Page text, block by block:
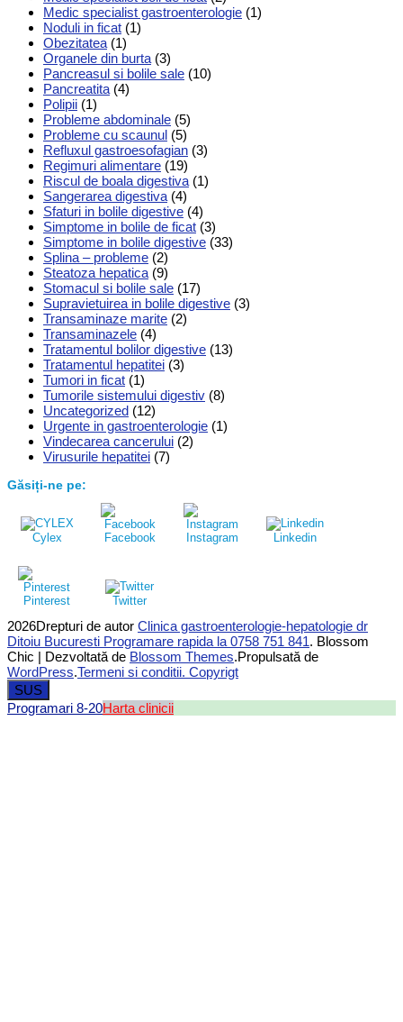
Medic specialist gastroenterologie (1)
Noduli in ficat (1)
Obezitatea (1)
Organele din burta (3)
Pancreasul si bolile sale (10)
Pancreatita (4)
Polipii (1)
Probleme abdominale (5)
Probleme cu scaunul (5)
Refluxul gastroesofagian (3)
Regimuri alimentare (19)
Riscul de boala digestiva (1)
Sangerarea digestiva (4)
Sfaturi in bolile digestive (4)
Simptome in bolile de ficat (3)
Simptome in bolile digestive (33)
Splina – probleme (2)
Steatoza hepatica (9)
Stomacul si bolile sale (17)
Supravietuirea in bolile digestive (3)
Transaminaze marite (2)
Transaminazele (4)
Tratamentul bolilor digestive (13)
Tratamentul hepatitei (3)
Tumori in ficat (1)
Tumorile sistemului digestiv (8)
Uncategorized (12)
Urgente in gastroenterologie (1)
Vindecarea cancerului (2)
Virusurile hepatitei (7)
Găsiți-ne pe:
Cylex Facebook Instagram Linkedin
Pinterest Twitter
2026Drepturi de autor Clinica gastroenterologie-hepatologie dr
Ditoiu Bucuresti Programare rapida la 0758 751 841. Blossom
Chic | Dezvoltată de Blossom Themes.Propulsată de
WordPress.Termeni si conditii. Copyrigt
SUS
Programari 8-20Harta clinicii